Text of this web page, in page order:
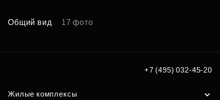
Общий вид 17 фото
+7 (495) 032-45-20
Жилые комплексы